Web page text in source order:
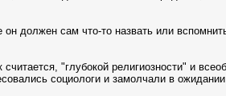
должен сам что-то назвать или
"глубокой религиозности" и
социологи и замолчали в ожидании